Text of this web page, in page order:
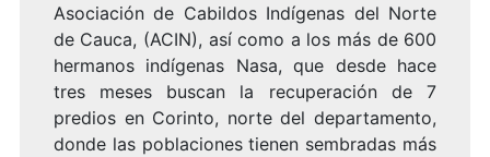
Asociación de Cabildos Indígenas del Norte
de Cauca, (ACIN), así como a los más de 600
hermanos indígenas Nasa, que desde hace
tres meses buscan la recuperación de 7
predios en Corinto, norte del departamento,
donde las poblaciones tienen sembradas más